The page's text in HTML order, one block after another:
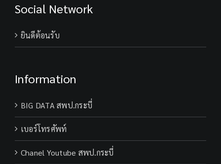
Social Network
ยินดีต้อนรับ
Information
BIG DATA สพป.กระบี่
เบอร์โทรศัพท์
Chanel Youtube สพป.กระบี่